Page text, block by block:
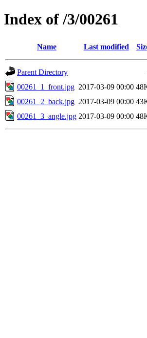
Index of /3/00261
Name Last modified
Parent Directory
00261_1_front.jpg 2017-03-09 00:00
00261_2_back.jpg 2017-03-09 00:00
00261_3_angle.jpg 2017-03-09 00:00